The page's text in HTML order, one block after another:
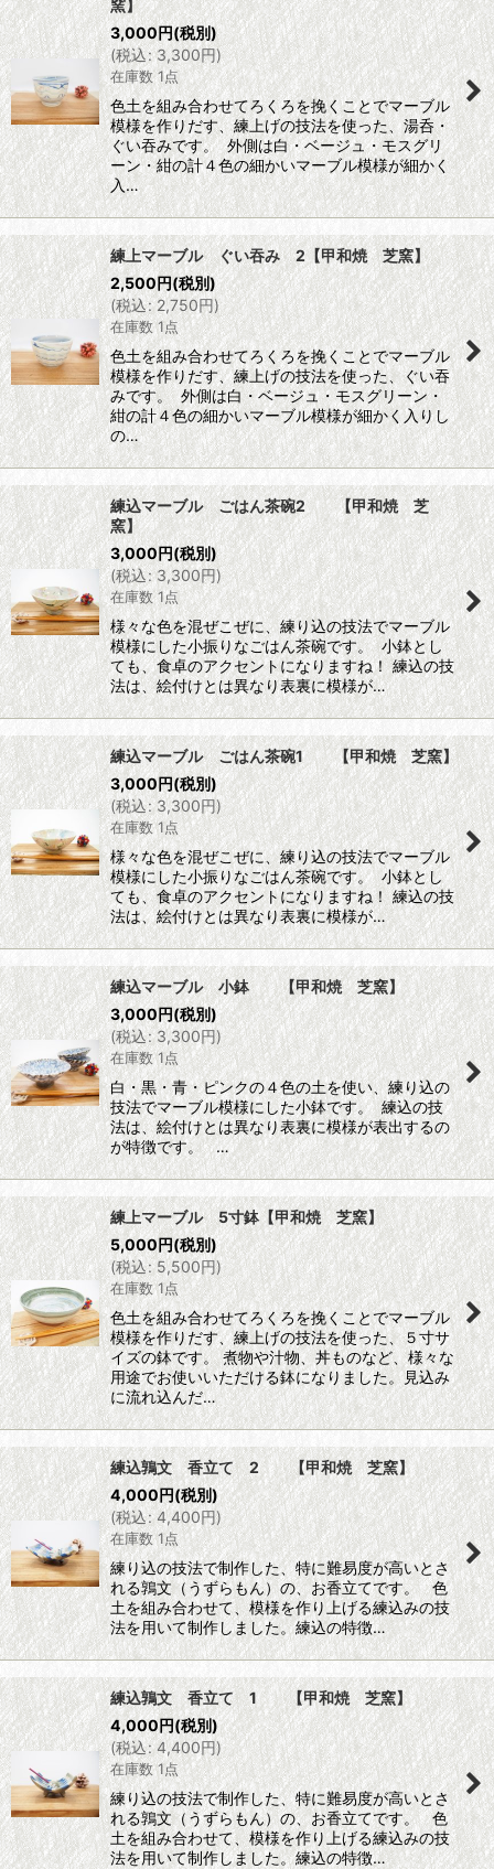
窯】
3,000円(税別)
(税込: 3,300円)
在庫数 1点
色土を組み合わせてろくろを挽くことでマーブル
模様を作りだす、練上げの技法を使った、湯呑・
ぐい吞みです。 外側は白・ベージュ・モスグリ
ーン・紺の計４色の細かいマーブル模様が細かく
入…
練上マーブル ぐい吞み 2【甲和焼 芝窯】
2,500円(税別)
(税込: 2,750円)
在庫数 1点
色土を組み合わせてろくろを挽くことでマーブル
模様を作りだす、練上げの技法を使った、ぐい吞
みです。 外側は白・ベージュ・モスグリーン・
紺の計４色の細かいマーブル模様が細かく入りし
の…
練込マーブル ごはん茶碗2 【甲和焼 芝
窯】
3,000円(税別)
(税込: 3,300円)
在庫数 1点
様々な色を混ぜこぜに、練り込の技法でマーブル
模様にした小振りなごはん茶碗です。 小鉢とし
ても、食卓のアクセントになりますね！ 練込の技
法は、絵付けとは異なり表裏に模様が…
練込マーブル ごはん茶碗1 【甲和焼 芝窯】
3,000円(税別)
(税込: 3,300円)
在庫数 1点
様々な色を混ぜこぜに、練り込の技法でマーブル
模様にした小振りなごはん茶碗です。 小鉢とし
ても、食卓のアクセントになりますね！ 練込の技
法は、絵付けとは異なり表裏に模様が…
練込マーブル 小鉢 【甲和焼 芝窯】
3,000円(税別)
(税込: 3,300円)
在庫数 1点
白・黒・青・ピンクの４色の土を使い、練り込の
技法でマーブル模様にした小鉢です。 練込の技
法は、絵付けとは異なり表裏に模様が表出するの
が特徴です。 …
練上マーブル 5寸鉢【甲和焼 芝窯】
5,000円(税別)
(税込: 5,500円)
在庫数 1点
色土を組み合わせてろくろを挽くことでマーブル
模様を作りだす、練上げの技法を使った、５寸サ
イズの鉢です。 煮物や汁物、丼ものなど、様々な
用途でお使いいただける鉢になりました。見込み
に流れ込んだ…
練込鶉文 香立て 2 【甲和焼 芝窯】
4,000円(税別)
(税込: 4,400円)
在庫数 1点
練り込の技法で制作した、特に難易度が高いとさ
れる鶉文（うずらもん）の、お香立てです。 色
土を組み合わせて、模様を作り上げる練込みの技
法を用いて制作しました。練込の特徴…
練込鶉文 香立て 1 【甲和焼 芝窯】
4,000円(税別)
(税込: 4,400円)
在庫数 1点
練り込の技法で制作した、特に難易度が高いとさ
れる鶉文（うずらもん）の、お香立てです。 色
土を組み合わせて、模様を作り上げる練込みの技
法を用いて制作しました。練込の特徴…